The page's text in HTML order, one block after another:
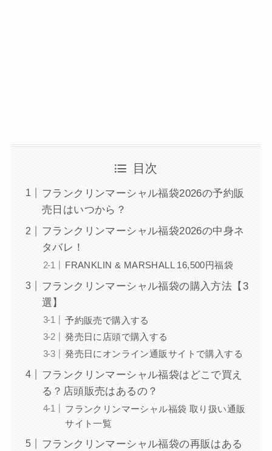
目次
フランクリンマーシャル福袋2026の予約販
売日はいつから？
フランクリンマーシャル福袋2026の中身ネ
タバレ！
FRANKLIN & MARSHALL 16,500円福袋
フランクリンマーシャル福袋の購入方法【3
選】
予約販売で購入する
発売日に店頭で購入する
発売日にオンライン通販サイトで購入する
フランクリンマーシャル福袋はどこで買え
る？店頭販売はあるの？
フランクリンマーシャル福袋 取り扱い通販
サイト一覧
フランクリンマーシャル福袋の再販はある